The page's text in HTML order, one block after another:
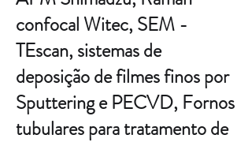
confocal Witec, SEM -
TEscan, sistemas de
deposição de filmes finos por
Sputtering e PECVD, Fornos
tubulares para tratamento de